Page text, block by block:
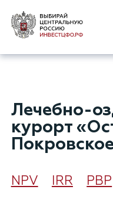
Лечебно-
курорт
NPV IRR РВР